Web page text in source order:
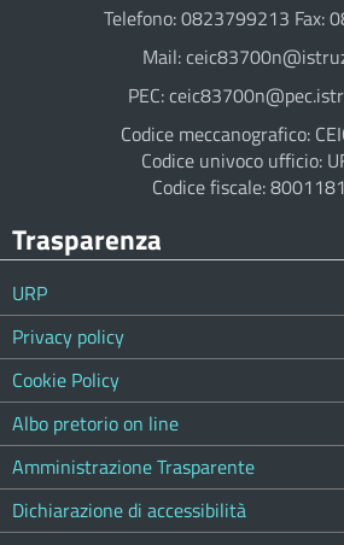
Telefono: 0823799213 Fax:
Mail:
PEC:
Codice meccanografico:
Codice univoco ufficio:
Codice fiscale:
Trasparenza
URP
Privacy policy
Cookie Policy
Albo pretorio on line
Amministrazione Trasparente
Dichiarazione di accessibilità